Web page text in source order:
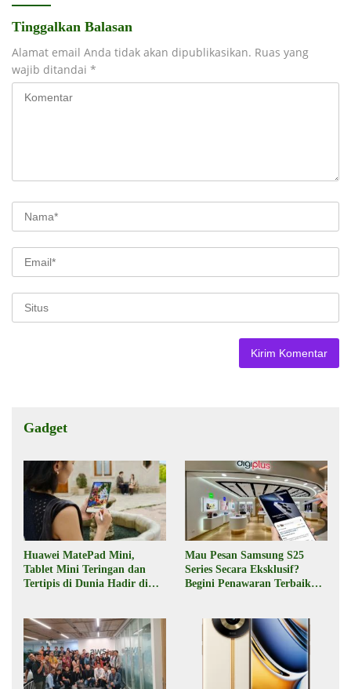
Tinggalkan Balasan
Alamat email Anda tidak akan dipublikasikan. Ruas yang
wajib ditandai *
Gadget
Huawei MatePad Mini,
Tablet Mini Teringan dan
Tertipis di Dunia Hadir di
Mau Pesan Samsung S25
Series Secara Eksklusif?
Begini Penawaran Terbaik